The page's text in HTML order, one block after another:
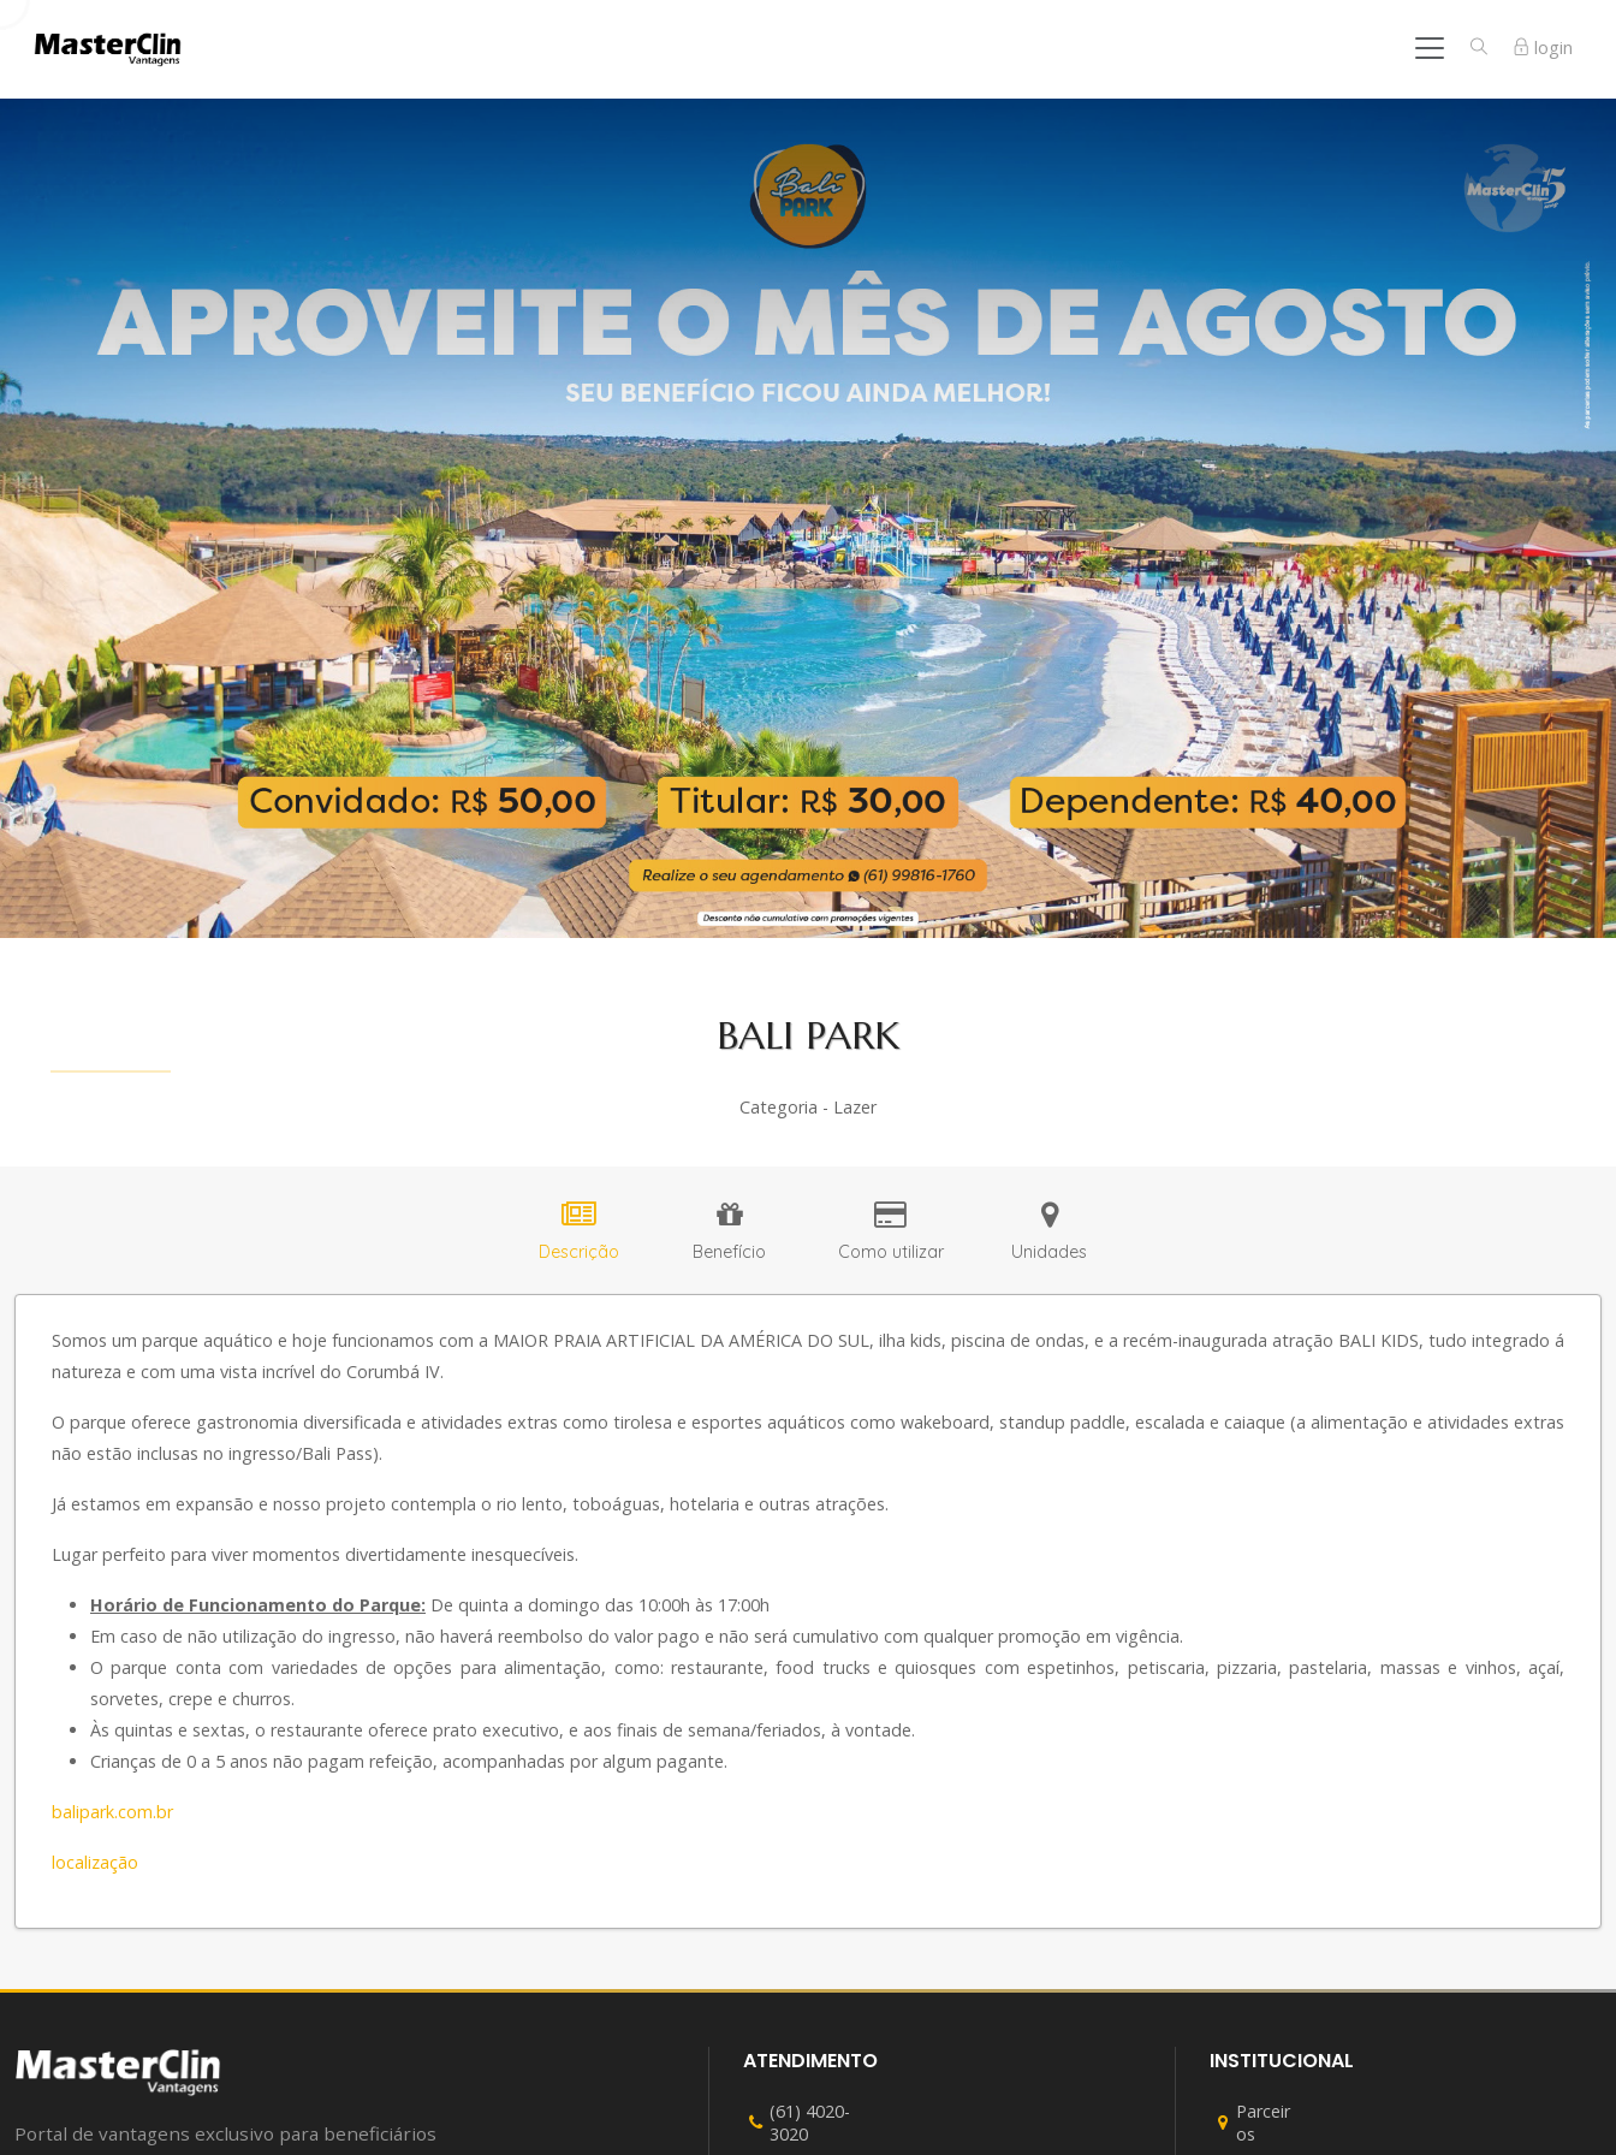
login
BALI PARK
Categoria - Lazer
Descrição Benefício Como utilizar Unidades
Somos um parque aquático e hoje funcionamos com a MAIOR PRAIA ARTIFICIAL DA AMÉRICA DO SUL, ilha kids, piscina de ondas, e a recém-inaugurada atração BALI KIDS, tudo integrado á
natureza e com uma vista incrível do Corumbá IV.
O parque oferece gastronomia diversificada e atividades extras como tirolesa e esportes aquáticos como wakeboard, standup paddle, escalada e caiaque (a alimentação e atividades extras
não estão inclusas no ingresso/Bali Pass).
Já estamos em expansão e nosso projeto contempla o rio lento, toboáguas, hotelaria e outras atrações.
Lugar perfeito para viver momentos divertidamente inesquecíveis.
Horário de Funcionamento do Parque: De quinta a domingo das 10:00h às 17:00h
Em caso de não utilização do ingresso, não haverá reembolso do valor pago e não será cumulativo com qualquer promoção em vigência.
O parque conta com variedades de opções para alimentação, como: restaurante, food trucks e quiosques com espetinhos, petiscaria, pizzaria, pastelaria, massas e vinhos, açaí,
sorvetes, crepe e churros.
Às quintas e sextas, o restaurante oferece prato executivo, e aos finais de semana/feriados, à vontade.
Crianças de 0 a 5 anos não pagam refeição, acompanhadas por algum pagante.
balipark.com.br
localização
Portal de vantagens exclusivo para beneficiários
ATENDIMENTO
(61) 4020-
3020
INSTITUCIONAL
Parceir
os